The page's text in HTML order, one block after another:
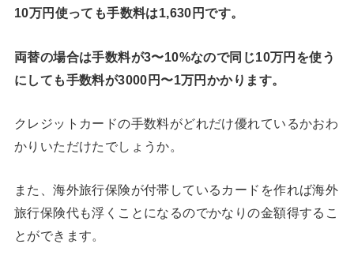
10万円使っても手数料は1,630円です。
両替の場合は手数料が3〜10%なので同じ10万円を使う
にしても手数料が3000円〜1万円かかります。
クレジットカードの手数料がどれだけ優れているかおわ
かりいただけたでしょうか。
また、海外旅行保険が付帯しているカードを作れば海外
旅行保険代も浮くことになるのでかなりの金額得するこ
とができます。